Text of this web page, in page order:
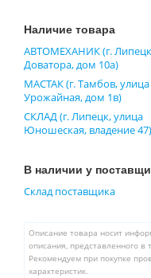
Наличие товара
АВТОМЕХАНИК (г.
Доватора, дом 10а)
МАСТАК (г. Тамбов, улица
Урожайная, дом 1в)
СКЛАД (г. Липецк, улица
Юношеская, владение 47)
В наличии у
Склад поставщика
Описание товара носит
описания, представленного в
Рекомендуем при покупке
характеристик.